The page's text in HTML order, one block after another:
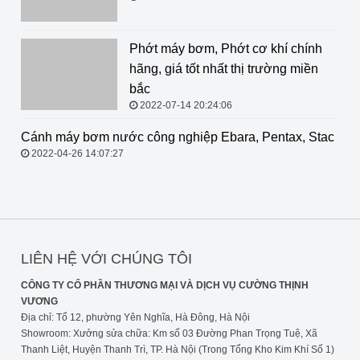
Phớt máy bơm, Phớt cơ khí chính
hãng, giá tốt nhất thị trường miền
bắc
2022-07-14 20:24:06
Cánh máy bơm nước công nghiệp
LIÊN HỆ VỚI CHÚNG TÔI
CÔNG TY CỔ PHẦN THƯƠNG MẠI VÀ DỊCH VỤ CƯỜNG THỊNH
VƯƠNG
Địa chỉ: Tổ 12, phường Yên Nghĩa, Hà Đông, Hà Nội
Showroom: Xưởng sửa chữa: Km số 03 Đường Phan Trọng Tuệ, Xã
Thanh Liệt, Huyện Thanh Trì, TP. Hà Nội (Trong Tổng Kho Kim Khí Số 1)